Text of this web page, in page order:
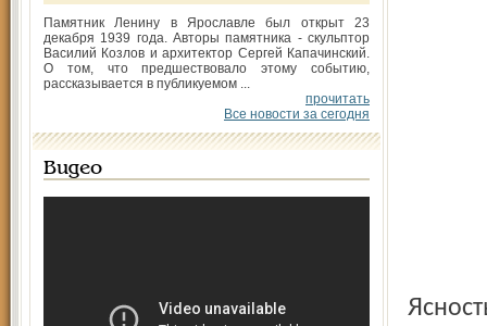
Памятник Ленину в Ярославле был открыт 23
декабря 1939 года. Авторы памятника - скульптор
Василий Козлов и архитектор Сергей Капачинский.
О том, что предшествовало этому событию,
рассказывается в публикуемом ...
прочитать
Все новости за сегодня
Видео
Ясность наступит в начале следующей недели – с 28 по 30